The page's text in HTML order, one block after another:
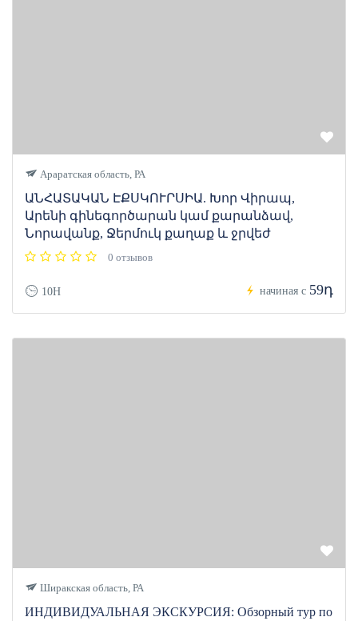
Араратская область, РА
ԱՆՀԱՏԱԿԱՆ ԷՔՍԿՈՒՐՍԻԱ. Խոր Վիրապ,
Արենի գինեգործարան կամ քարանձավ,
Նորավանք, Ջերմուկ քաղաք և ջրվեժ
0 отзывов
10H начиная с 59դ
Ширакская область, РА
ИНДИВИДУАЛЬНАЯ ЭКСКУРСИЯ: Обзорный тур по